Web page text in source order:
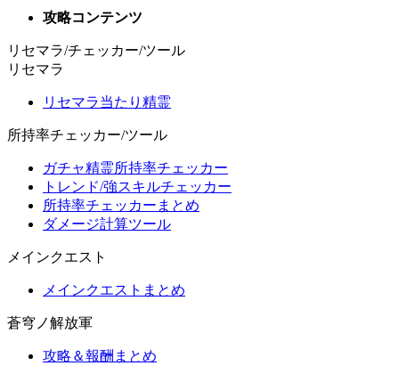
攻略コンテンツ
リセマラ/チェッカー/ツール
リセマラ
リセマラ当たり精霊
所持率チェッカー/ツール
ガチャ精霊所持率チェッカー
トレンド/強スキルチェッカー
所持率チェッカーまとめ
ダメージ計算ツール
メインクエスト
メインクエストまとめ
蒼穹ノ解放軍
攻略＆報酬まとめ